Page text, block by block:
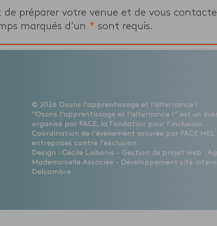
préparer votre venue et de vous
marqués d'un * sont requis.
© 2026 Osons l'apprentissage et l'alternance !
"Osons l'apprentissage et l'alternance !" est un
organisé par FACE, la Fondation pour l’inclusion.
Coordination de l'évènement assurée par FACE MEL
entreprises contre l'exclusion
Design : Cécile Lisbonis - Gestion de projet web :
Mademoiselle Associée - Développement site
Delcambre